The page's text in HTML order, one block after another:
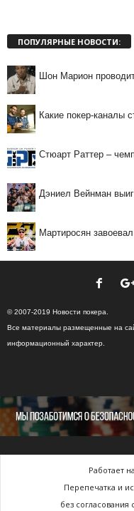
ПОПУЛЯРНЫЕ НОВОСТИ:
Шон Марион
Какие покер-каналы
Стюарт Раттер –
Дэниел Вейнман
Мартиросян
© 2007-2019 Новости покера.
Все материалы размещенные на
информационный характер.
Работает
Перепечатка и
без